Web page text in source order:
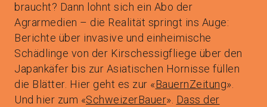
braucht? Dann lohnt sich ein Abo der
Agrarmedien – die Realität springt ins Auge:
Berichte über invasive und einheimische
Schädlinge von der Kirschessigfliege über den
Japankäfer bis zur Asiatischen Hornisse füllen
die Blätter. Hier geht es zur «BauernZeitung».
Und hier zum «SchweizerBauer». Dass der